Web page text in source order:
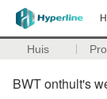
Huis
BWT onthult's